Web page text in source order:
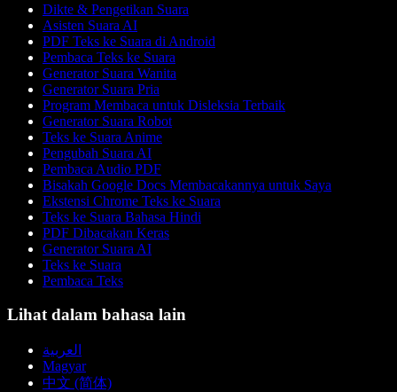
Dikte & Pengetikan Suara
Asisten Suara AI
PDF Teks ke Suara di Android
Pembaca Teks ke Suara
Generator Suara Wanita
Generator Suara Pria
Program Membaca untuk Disleksia Terbaik
Generator Suara Robot
Teks ke Suara Anime
Pengubah Suara AI
Pembaca Audio PDF
Bisakah Google Docs Membacakannya untuk Saya
Ekstensi Chrome Teks ke Suara
Teks ke Suara Bahasa Hindi
PDF Dibacakan Keras
Generator Suara AI
Teks ke Suara
Pembaca Teks
Lihat dalam bahasa lain
العربية
Magyar
中文 (简体)